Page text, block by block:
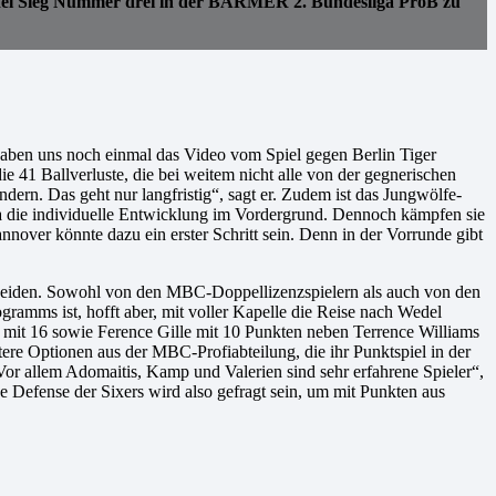
uns noch einmal das Video vom Spiel gegen Berlin Tiger
41 Ballverluste, die bei weitem nicht alle von der gegnerischen
Das geht nur langfristig“, sagt er. Zudem ist das Jungwölfe-
die individuelle Entwicklung im Vordergrund. Dennoch kämpfen sie
könnte dazu ein erster Schritt sein. Denn in der Vorrunde gibt
Sowohl von den MBC-Doppellizenzspielern als auch von den
ist, hofft aber, mit voller Kapelle die Reise nach Wedel
16 sowie Ference Gille mit 10 Punkten neben Terrence Williams
Optionen aus der MBC-Profiabteilung, die ihr Punktspiel in der
allem Adomaitis, Kamp und Valerien sind sehr erfahrene Spieler“,
Defense der Sixers wird also gefragt sein, um mit Punkten aus